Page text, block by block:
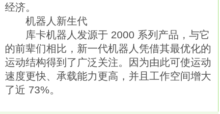
经济。
机器人新生代
库卡机器人发源于 2000 系列产品，与它
的前辈们相比，新一代机器人凭借其最优化的
运动结构得到了广泛关注。因为由此可使运动
速度更快、承载能力更高，并且工作空间增大
了近 73%。